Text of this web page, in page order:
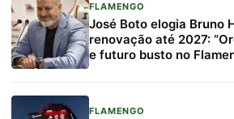
FLAMENGO
José Boto elogia Bruno
renovação até 2027:
e futuro busto no
FLAMENGO